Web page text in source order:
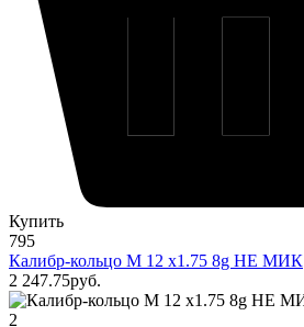
Купить
795
Калибр-кольцо М 12 х1.75 8g НЕ МИК
2 247.75pуб.
2